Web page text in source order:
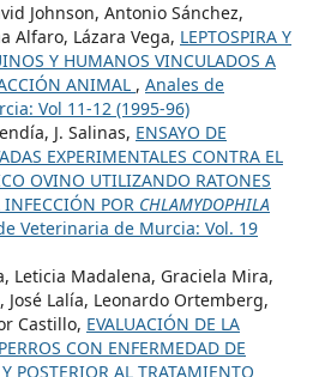
Johnson, Antonio Sánchez,
Alfaro, Lázara Vega, LEPTOSPIRA Y
Y HUMANOS VINCULADOS A
ANIMAL , Anales de
Vol 11-12 (1995-96)
J. Salinas, ENSAYO DE
EXPERIMENTALES CONTRA EL
OVINO UTILIZANDO RATONES
INFECCIÓN POR CHLAMYDOPHILA
Veterinaria de Murcia: Vol. 19
Leticia Madalena, Graciela Mira,
José Lalía, Leonardo Ortemberg,
Castillo, EVALUACIÓN DE LA
CON ENFERMEDAD DE
POSTERIOR AL TRATAMIENTO